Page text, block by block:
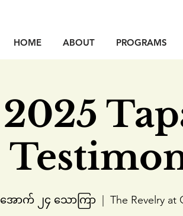
HOME ABOUT PROGRAMS
2025
အောက် ၂၄ သောကြာ The Revelry at